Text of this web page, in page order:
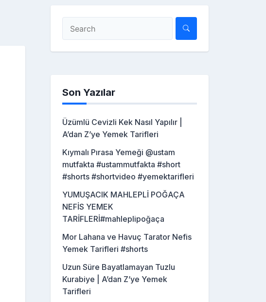
Son Yazılar
Üzümlü Cevizli Kek Nasıl Yapılır |
A’dan Z’ye Yemek Tarifleri
Kıymalı Pırasa Yemeği @ustam
mutfakta #ustammutfakta #short
#shorts #shortvideo #yemektarifleri
YUMUŞACIK MAHLEPLİ POĞAÇA
NEFİS YEMEK
TARİFLERİ#mahleplipoğaça
Mor Lahana ve Havuç Tarator Nefis
Yemek Tarifleri #shorts
Uzun Süre Bayatlamayan Tuzlu
Kurabiye | A’dan Z’ye Yemek
Tarifleri